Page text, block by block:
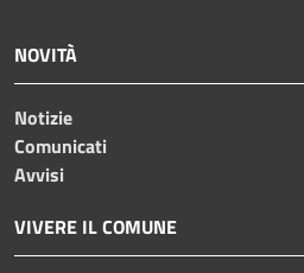
NOVITÀ
Notizie
Comunicati
Avvisi
VIVERE IL COMUNE